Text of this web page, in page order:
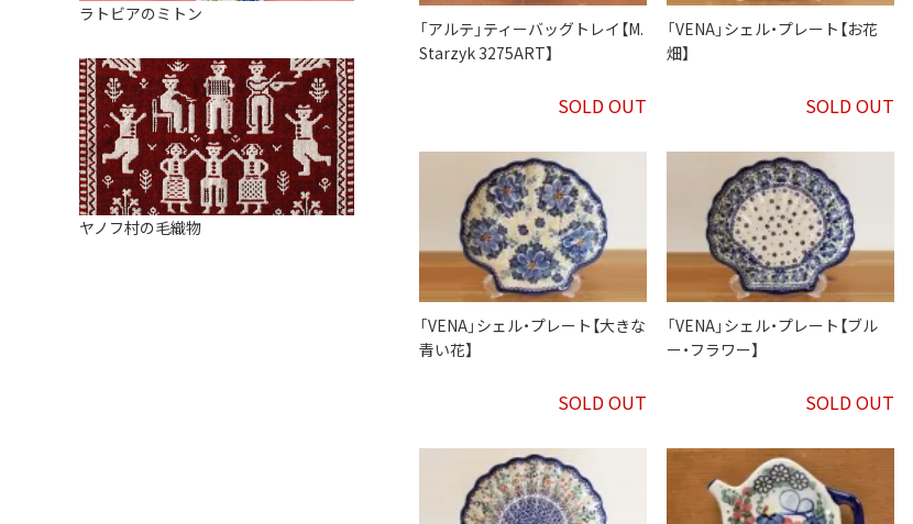
「アルテ」ティーバッグトレイ【M.
Starzyk 3275ART】
SOLD OUT
「VENA」シェル・プレート【お花
畑】
SOLD OUT
「VENA」シェル・プレート【大きな
青い花】
SOLD OUT
「VENA」シェル・プレート【ブル
ー・フラワー】
SOLD OUT
ラトビアのミトン
ヤノフ村の毛織物